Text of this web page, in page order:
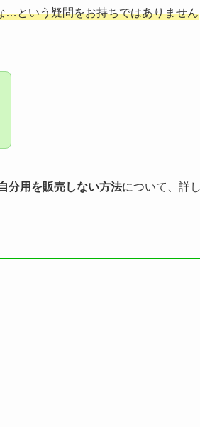
…という疑問をお持ちではありません
分用を販売しない方法について、詳